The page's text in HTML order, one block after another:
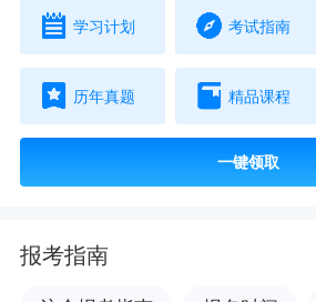
学习计划 考试指南
历年真题 精品课程
一键领取
报考指南